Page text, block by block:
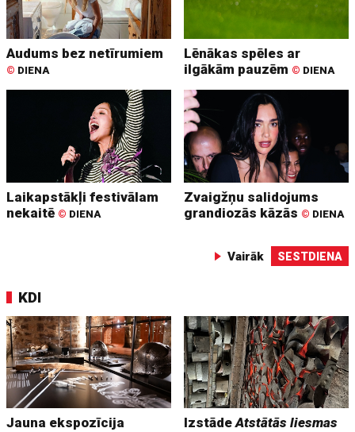
Audums bez netīrumiem
© DIENA
Lēnākas spēles ar
ilgākām pauzēm © DIENA
Laikapstākļi festivālam
nekaitē © DIENA
Zvaigžņu salidojums
grandiozās kāzās © DIENA
Vairāk SESTDIENA
KDI
Jauna ekspozīcija
IzstādeAtstātās liesmas